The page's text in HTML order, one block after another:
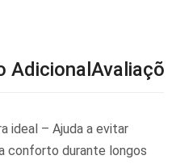
Adicional
ideal – Ajuda a evitar
conforto durante longos